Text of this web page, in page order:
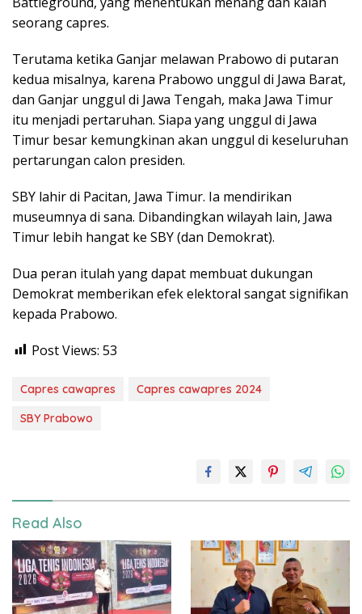
seorang capres.
Terutama ketika Ganjar melawan Prabowo di putaran
kedua misalnya, karena Prabowo unggul di Jawa Barat,
dan Ganjar unggul di Jawa Tengah, maka Jawa Timur
itu menjadi pertaruhan. Siapa yang unggul di Jawa
Timur besar kemungkinan akan unggul di keseluruhan
pertarungan calon presiden.
SBY lahir di Pacitan, Jawa Timur. Ia mendirikan
museumnya di sana. Dibandingkan wilayah lain, Jawa
Timur lebih hangat ke SBY (dan Demokrat).
Dua peran itulah yang dapat membuat dukungan
Demokrat memberikan efek elektoral sangat signifikan
kepada Prabowo.
Post Views: 53
Capres cawapres
Capres cawapres 2024
SBY Prabowo
Read Also